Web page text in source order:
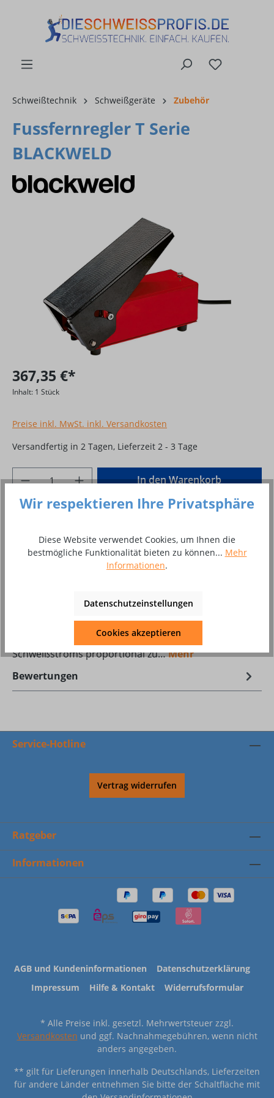
Schweißtechnik Schweißgeräte Zubehör
Fussfernregler T Serie
BLACKWELD
367,35 €*
Inhalt: 1 Stück
Preise inkl. MwSt. inkl. Versandkosten
Versandfertig in 2 Tagen, Lieferzeit 2 - 3 Tage
Produkt Anzahl: Gib den gewünschten
Stück
In den Warenkorb
Zum Merkzettel hinzufügen
Produktnummer:8002540
Fußfernregler T-Serie BLACKWELD• Ermöglicht wird
die ferne und kontinuierliche Regulierung des
Schweißstroms proportional zu…Mehr
Bewertungen
Service-Hotline
Vertrag widerrufen
Ratgeber
Informationen
AGB und Kundeninformationen
Datenschutzerklärung
Impressum
Hilfe & Kontakt Widerrufsformular
* Alle Preise inkl. gesetzl. Mehrwertsteuer zzgl.
Versandkosten und ggf. Nachnahmegebühren, wenn nicht
anders angegeben.
** gilt für Lieferungen innerhalb Deutschlands, Lieferzeiten
für andere Länder entnehmen Sie bitte der Schaltfläche mit
Wir respektieren Ihre Privatsphäre
Diese Website verwendet Cookies, um Ihnen die
bestmögliche Funktionalität bieten zu können... Mehr
Informationen.
Datenschutzeinstellungen
Cookies akzeptieren